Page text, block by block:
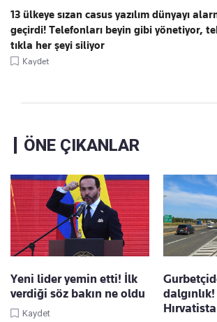
13 ülkeye sızan casus yazılım dünyayı
geçirdi! Telefonları beyin gibi yönetiyor,
tıkla her şeyi siliyor
Kaydet
ÖNE ÇIKANLAR
Yeni lider yemin etti! İlk
verdiği söz bakın ne oldu
Kaydet
dalgınlık!